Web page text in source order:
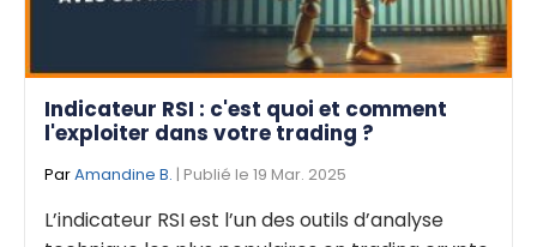
Indicateur RSI : c'est quoi et comment
l'exploiter dans votre trading ?
ParAmandine B. | Publié le 19 Mar. 2025
L’indicateur RSI est l’un des outils d’analyse